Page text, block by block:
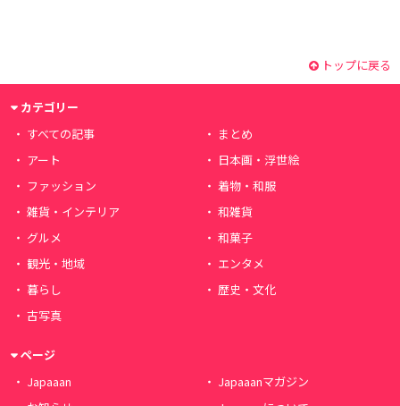
トップに戻る
カテゴリー
すべての記事
まとめ
アート
日本画・浮世絵
ファッション
着物・和服
雑貨・インテリア
和雑貨
グルメ
和菓子
観光・地域
エンタメ
暮らし
歴史・文化
古写真
ページ
Japaaan
Japaaanマガジン